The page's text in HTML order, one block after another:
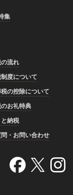
集
流れ
度について
の控除について
お礼特典
納税
・お問い合わせ